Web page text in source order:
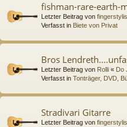
fishman-rare-earth-
Letzter Beitrag von
Verfasst in Biete von Privat
Bros
Letzter Beitrag von Rolli « Do
Verfasst in Tonträger, DVD,
Stradivari Gitarre
Letzter Beitrag von